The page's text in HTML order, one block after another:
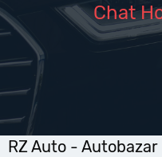
Chat
RZ Auto - Autobazar